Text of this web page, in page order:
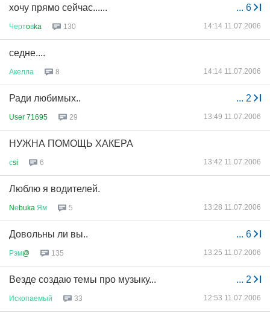
... 6
хочу прямо сейчас......
Чертoвka 130 14:14 11.07.2006
седне....
Акелла 8 14:14 11.07.2006
... 2
Ради любимых..
User 71695 29 13:49 11.07.2006
НУЖНА ПОМОЩЬ ХАКЕРА
сsi 6 13:42 11.07.2006
Люблю я водителей.
Nеbuka Ям 5 13:28 11.07.2006
... 6
Довольны ли вы..
Рэм@ 135 13:25 11.07.2006
... 2
Везде создаю темы про музыку...
Ископаемый 33 12:53 11.07.2006